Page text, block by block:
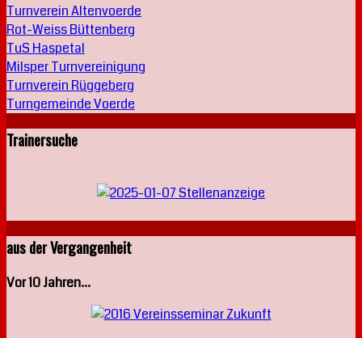
Turnverein Altenvoerde
Rot-Weiss Büttenberg
TuS Haspetal
Milsper Turnvereinigung
Turnverein Rüggeberg
Turngemeinde Voerde
Trainersuche
aus der Vergangenheit
Vor 10 Jahren...